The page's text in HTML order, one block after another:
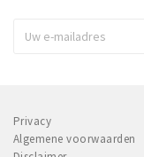
Privacy
Algemene voorwaarden